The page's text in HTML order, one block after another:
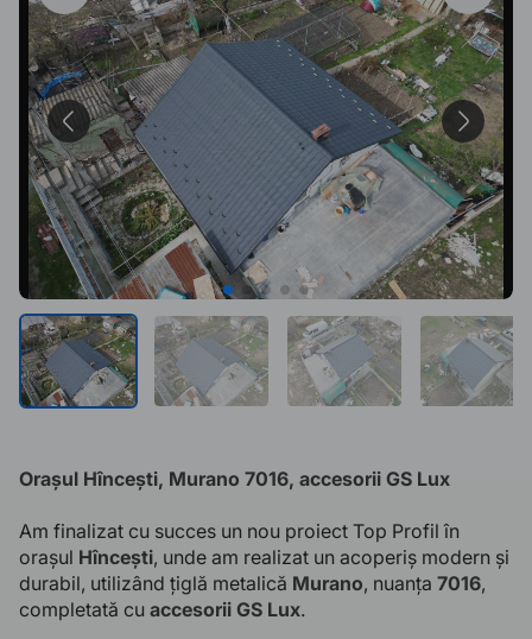
Orașul Hîncești, Murano 7016, accesorii GS Lux
Am finalizat cu succes un nou proiect Top Profil în
orașul Hîncești, unde am realizat un acoperiș modern și
durabil, utilizând țiglă metalică Murano, nuanța 7016,
completată cu accesorii GS Lux.